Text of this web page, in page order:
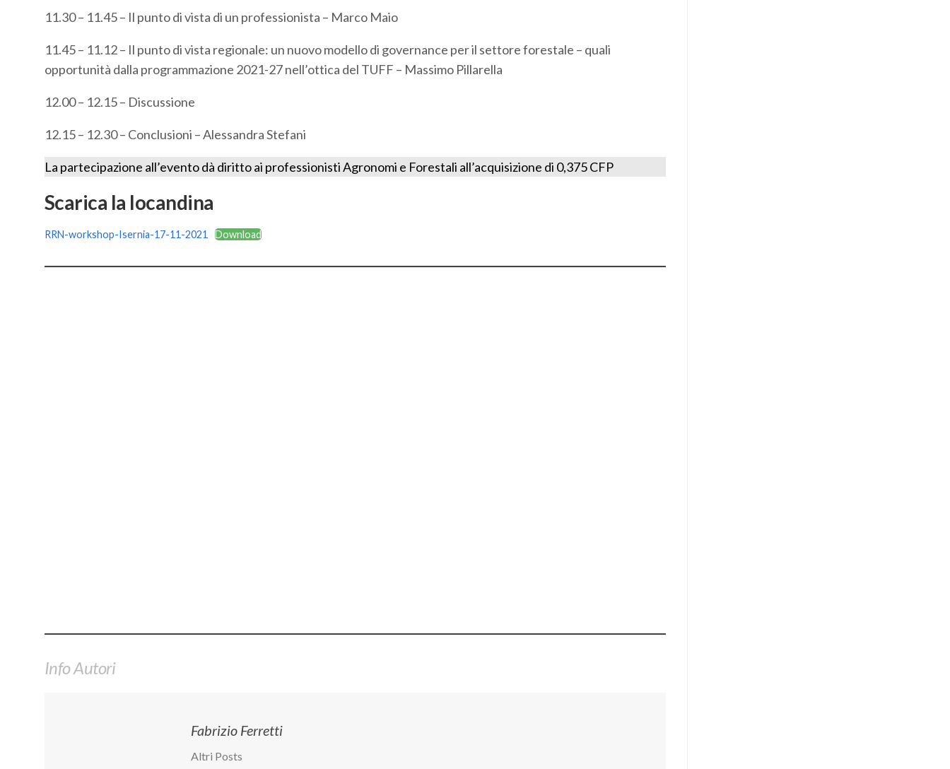
11.30 – 11.45 – Il punto di vista di un professionista – Marco Maio
11.45 – 11.12 – Il punto di vista regionale: un nuovo modello di governance per il settore forestale – quali
opportunità dalla programmazione 2021-27 nell’ottica del TUFF – Massimo Pillarella
12.00 – 12.15 – Discussione
12.15 – 12.30 – Conclusioni – Alessandra Stefani
La partecipazione all’evento dà diritto ai professionisti Agronomi e Forestali all’acquisizione di 0,375 CFP
Scarica la locandina
RRN-workshop-Isernia-17-11-2021 Download
Info Autori
Fabrizio Ferretti
Altri Posts